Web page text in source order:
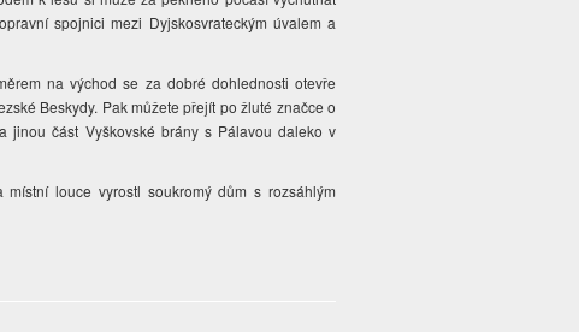
spojnici mezi Dyjskosvrateckým úvalem a
na východ se za dobré dohlednosti otevře
Beskydy. Pak můžete přejít po žluté značce o
jinou část Vyškovské brány s Pálavou daleko v
louce vyrostl soukromý dům s rozsáhlým